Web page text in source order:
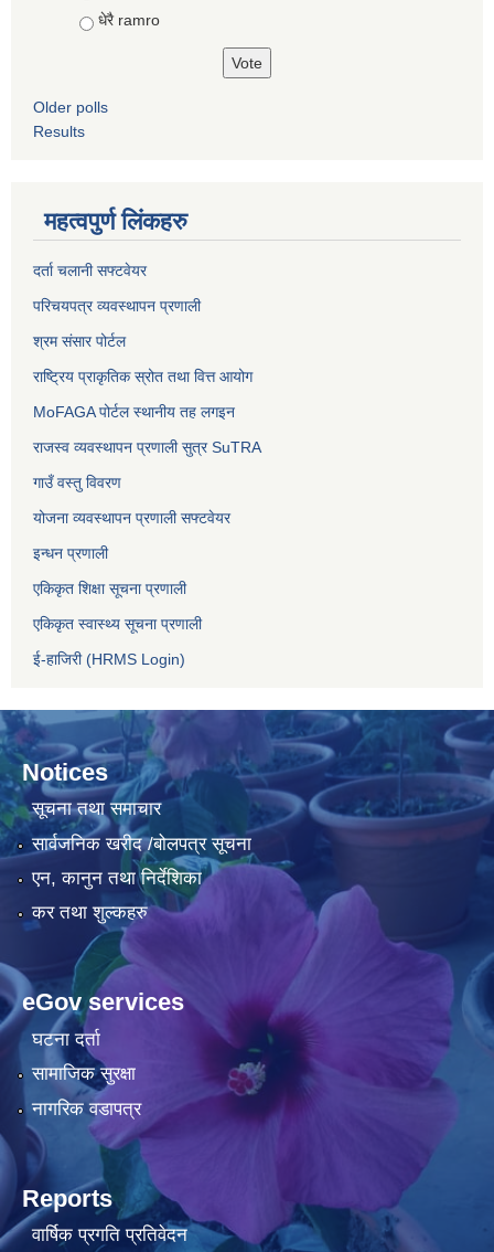
धेरै ramro
Older polls
Results
महत्वपुर्ण लिंकहरु
दर्ता चलानी सफ्टवेयर
परिचयपत्र व्यवस्थापन प्रणाली
श्रम संसार पोर्टल
राष्ट्रिय प्राकृतिक स्रोत तथा वित्त आयोग
MoFAGA पोर्टल स्थानीय तह लगइन
राजस्व व्यवस्थापन प्रणाली सुत्र SuTRA
गाउँ वस्तु विवरण
योजना व्यवस्थापन प्रणाली सफ्टवेयर
इन्धन प्रणाली
एकिकृत शिक्षा सूचना प्रणाली
एकिकृत स्वास्थ्य सूचना प्रणाली
ई-हाजिरी (HRMS Login)
Notices
सूचना तथा समाचार
सार्वजनिक खरीद /बोलपत्र सूचना
एन, कानुन तथा निर्देशिका
कर तथा शुल्कहरु
eGov services
घटना दर्ता
सामाजिक सुरक्षा
नागरिक वडापत्र
Reports
वार्षिक प्रगति प्रतिवेदन